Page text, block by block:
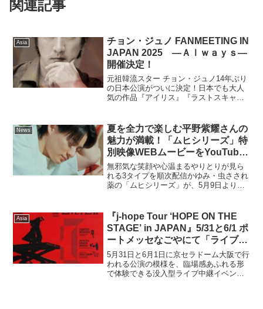
関連記事
Asia
チョン・ジュノ FANMEETING IN
JAPAN 2025 ―Ａｌｗａｙｓ―
開催決定！
元祖韓流スター チョン・ジュノ14年ぶり
の日本公演がついに決定！日本でも大人
気の作品『アイリス』『ラストスキャン
しての地位を確立した大俳優チョン・ジ
ュノの日本ファンミー...
News
夏を全力で楽しむ平野紫耀さんの
魅力が満載！「ムヒシリーズ」特
別映像WEBムービーをYouTube
ショート・TikTokで5/21(水)より
公開
無邪気な笑顔や心温まるやりとりが見ら
れる3タイプを順次配信かゆみ・虫さされ
薬の「ムヒシリーズ」が、5月9日より放
力で楽しむ姿が魅力的なWEBムービーを
2025年5月...
Asia
『j-hope Tour ‘HOPE ON THE
STAGE’ in JAPAN』5/31と6/1 ポ
ートメッセなごやにて「ライブプ
レイ(LIVE PLAY)」初開催決定！
5月31日と6月1日に京セラドーム大阪で行
われる公演の模様を、臨場感あふれる形
で体験できる没入型ライブ中継イベント